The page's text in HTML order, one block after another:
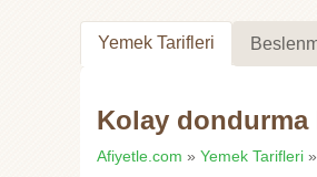
Yemek Tarifleri
Kolay dondurma
Afiyetle.com » Yemek Tarifleri »